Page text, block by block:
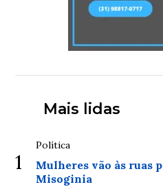
Mais lidas
1
Política
Mulheres vão às ruas
Misoginia